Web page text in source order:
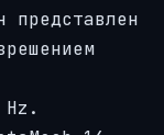
представлен